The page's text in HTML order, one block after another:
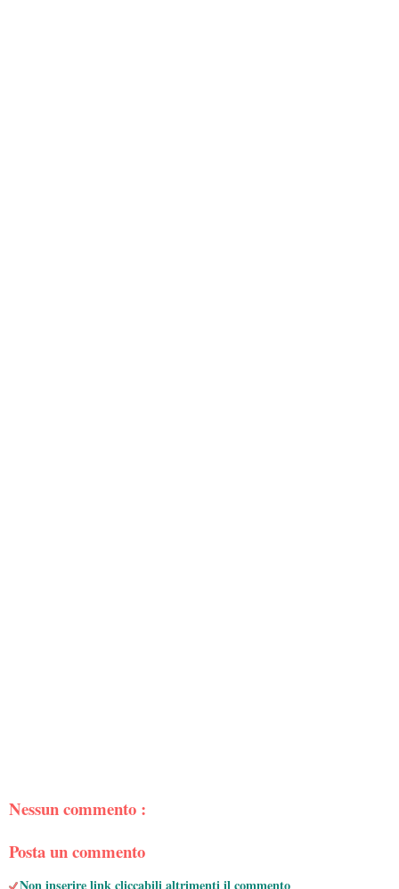
Nessun commento :
Posta un commento
Non inserire link cliccabili altrimenti il commento